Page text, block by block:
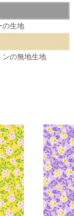
の生地
ンの無地生地